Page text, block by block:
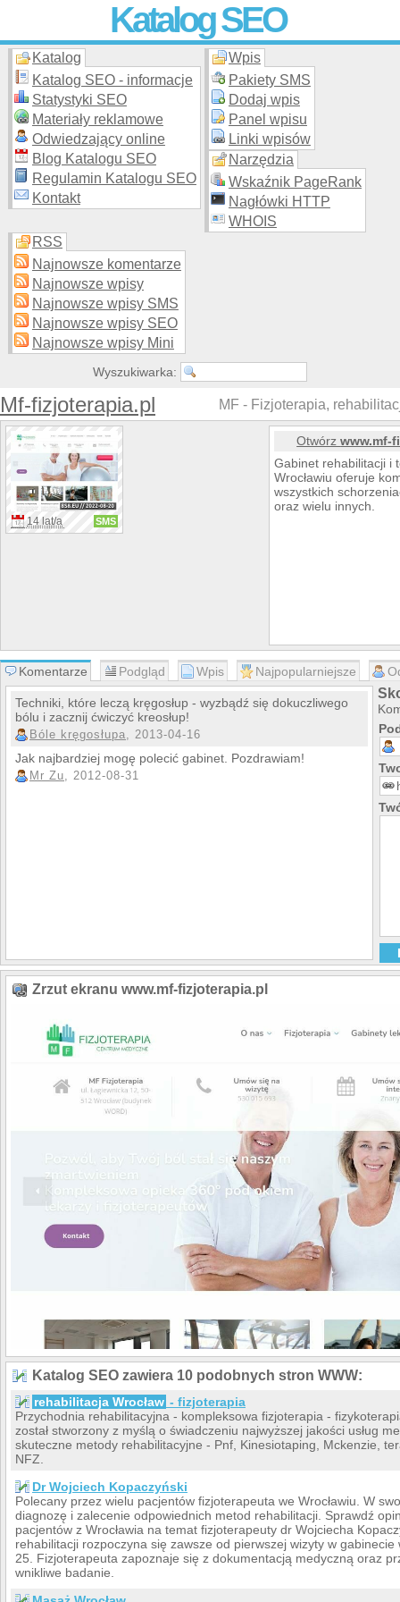
Katalog SEO
Skuteczna i promocja stron WWW –
moderowanego katalogu za darmo!
Katalog
Katalog SEO - informacje
Statystyki SEO
Materiały reklamowe
Odwiedzający online
Blog Katalogu SEO
Regulamin Katalogu SEO
Kontakt
Wpis
Pakiety SMS
Dodaj wpis
Panel wpisu
Linki wpisów
Narzędzia
Wskaźnik PageRank
Nagłówki HTTP
WHOIS
RSS
Najnowsze komentarze
Najnowsze wpisy
Najnowsze wpisy SMS
Najnowsze wpisy SEO
Najnowsze wpisy Mini
Wyszukiwarka:
Mf-fizjoterapia.pl MF - Fizjoterapia,
14 lat/a SMS
Otwórzwww.mf-
Gabinet rehabilitacji i
Wrocławiu oferuje
wszystkich
oraz wielu innych.
Komentarze Podgląd Wpis Najpopularniejsze
Techniki, które leczą kręgosłup - wyzbądź się dokuczliwego
bólu i zacznij ćwiczyć kreosłup!
Bóle kręgosłupa, 2013-04-16
Jak najbardziej mogę polecić gabinet. Pozdrawiam!
Mr Zu, 2012-08-31
Zrzut ekranu www.mf-fizjoterapia.pl
Katalog SEO zawiera 10 podobnych stron WWW:
rehabilitacja Wrocław - fizjoterapia
Przychodnia rehabilitacyjna - kompleksowa fizjoterapia -
został stworzony z myślą o świadczeniu najwyższej jakości usług
skuteczne metody rehabilitacyjne - Pnf, Kinesiotaping, Mckenzie,
NFZ.
Dr Wojciech Kopaczyński
Polecany przez wielu pacjentów fizjoterapeuta we Wrocławiu. W
diagnozę i zalecenie odpowiednich metod rehabilitacji. Sprawdź
pacjentów z Wrocławia na temat fizjoterapeuty dr Wojciecha
rehabilitacji rozpoczyna się zawsze od pierwszej wizyty w gabinecie
25. Fizjoterapeuta zapoznaje się z dokumentacją medyczną oraz
wnikliwe badanie.